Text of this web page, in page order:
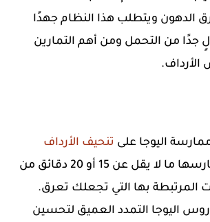
الدهون ويتطلب هذا النظام جهدًا
جدًا من التحمل ومن أهم التمارين
اليوجا على تنحيف الأرداف
. بحيث تمارسها ما لا يقل عن 15 أو 20 دقائق من
المرتبطة بها التي تجعلك تعرق.
اليوجا التمدد العميق لتحسين